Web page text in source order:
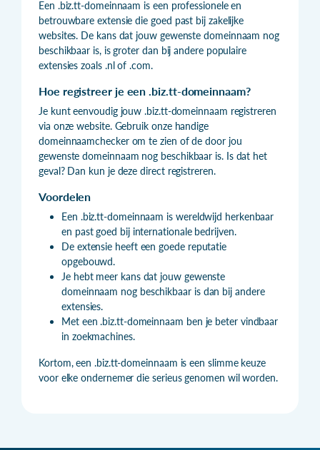
Een .biz.tt-domeinnaam is een professionele en
betrouwbare extensie die goed past bij zakelijke
websites. De kans dat jouw gewenste domeinnaam nog
beschikbaar is, is groter dan bij andere populaire
extensies zoals .nl of .com.
Hoe registreer je een .biz.tt-domeinnaam?
Je kunt eenvoudig jouw .biz.tt-domeinnaam registreren
via onze website. Gebruik onze handige
domeinnaamchecker om te zien of de door jou
gewenste domeinnaam nog beschikbaar is. Is dat het
geval? Dan kun je deze direct registreren.
Voordelen
Een .biz.tt-domeinnaam is wereldwijd herkenbaar
en past goed bij internationale bedrijven.
De extensie heeft een goede reputatie
opgebouwd.
Je hebt meer kans dat jouw gewenste
domeinnaam nog beschikbaar is dan bij andere
extensies.
Met een .biz.tt-domeinnaam ben je beter vindbaar
in zoekmachines.
Kortom, een .biz.tt-domeinnaam is een slimme keuze
voor elke ondernemer die serieus genomen wil worden.